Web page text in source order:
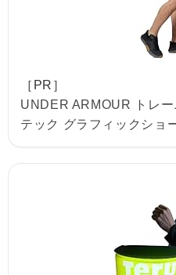
［PR］
UNDER ARMOUR トレ
テック グラフィックショ